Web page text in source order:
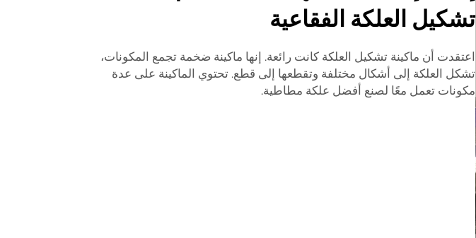
تشكيل العلكة الفقاعية
اعتقدت أن ماكينة تشكيل العلكة كانت رائعة. إنها ماكينة ضخمة تجمع المكونات،
تشكل العلكة إلى أشكال مختلفة وتقطعها إلى قطع. تحتوي الماكينة على عدة
مكونات تعمل معًا لصنع أفضل علكة مطاطية.